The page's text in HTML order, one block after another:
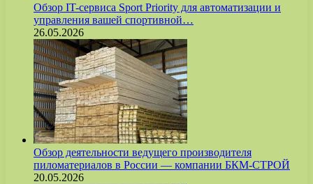
Обзор IT-сервиса Sport Priority для автоматизации и
управления вашей спортивной…
26.05.2026
Обзор деятельности ведущего производителя
пиломатериалов в России — компании БКМ-СТРОЙ
20.05.2026